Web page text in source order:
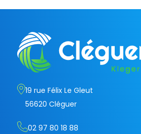
19 rue Félix Le Gleut
56620 Cléguer
02 97 80 18 88